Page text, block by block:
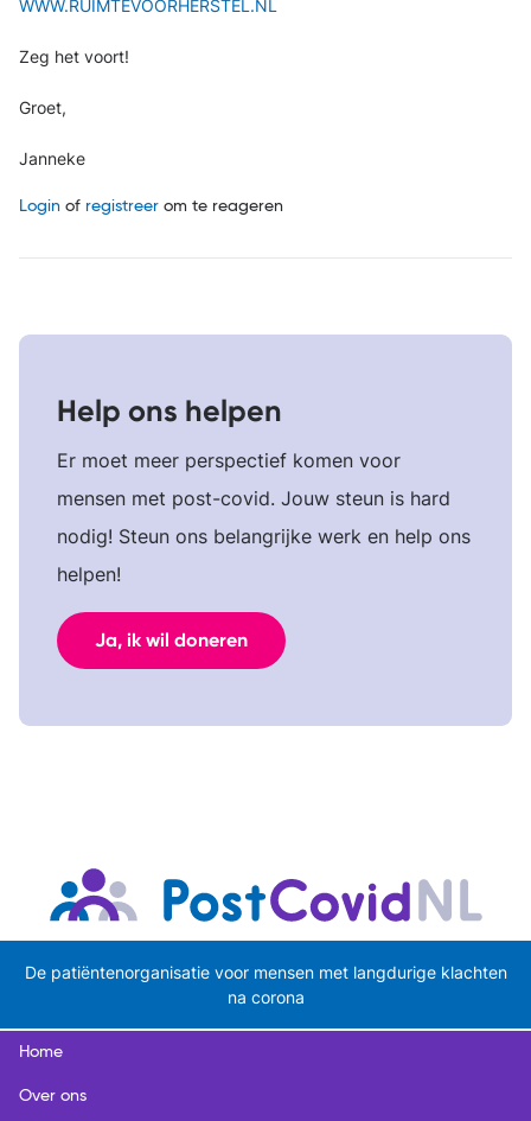
WWW.RUIMTEVOORHERSTEL.NL
Zeg het voort!
Groet,
Janneke
Login of registreer om te reageren
Help ons helpen
Er moet meer perspectief komen voor
mensen met post-covid. Jouw steun is hard
nodig! Steun ons belangrijke werk en help ons
helpen!
Ja, ik wil doneren
De patiëntenorganisatie voor mensen met langdurige klachten
na corona
Home
Over ons